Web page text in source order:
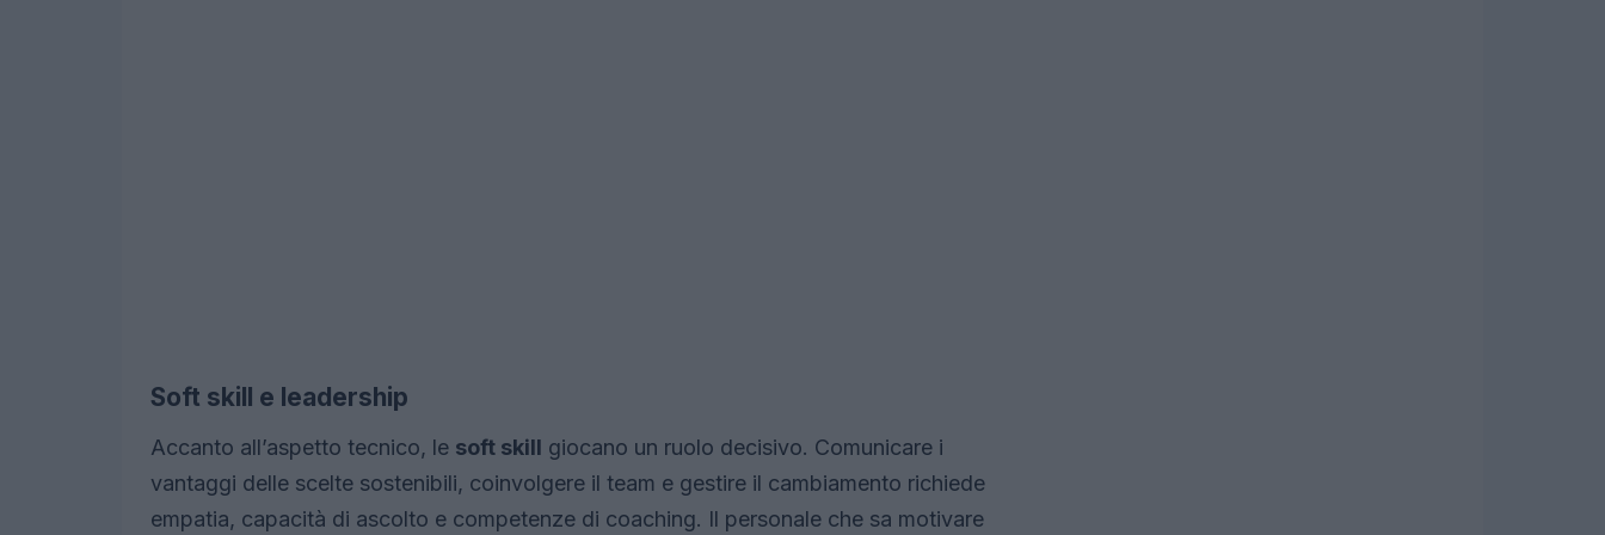
Soft skill e leadership
Accanto all’aspetto tecnico, le soft skill giocano un ruolo decisivo. Comunicare i
vantaggi delle scelte sostenibili, coinvolgere il team e gestire il cambiamento richiede
empatia, capacità di ascolto e competenze di coaching. Il personale che sa motivare